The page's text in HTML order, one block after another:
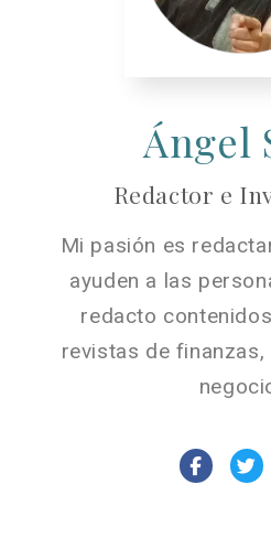
Ángel
Redactor e
Mi pasión es
ayuden a las
redacto
revistas de